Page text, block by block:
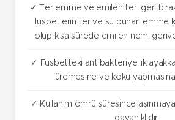
✓ Ter emme ve emilen teri geri
fusbetlerin ter ve su buharı emme
olup kısa sürede emilen nemi
✓ Fusbetteki antibakteriyellik
üremesine ve koku
✓ Kullanım ömrü süresince
dayanıklıdır.